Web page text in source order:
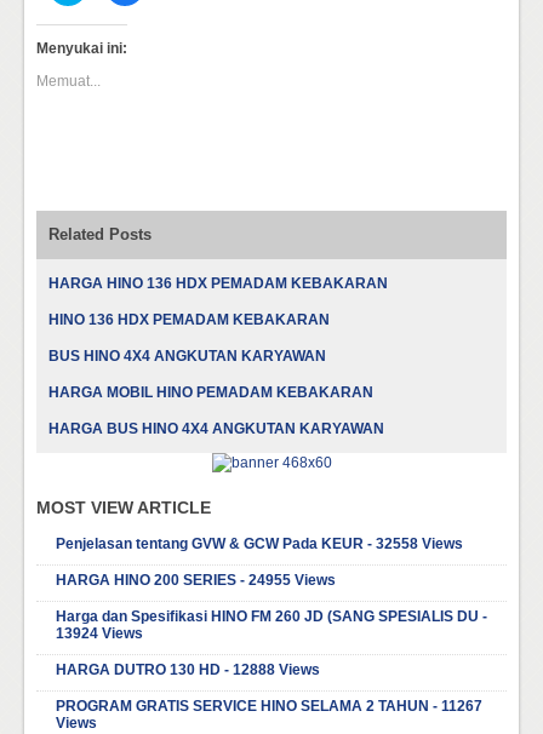
berbagi
pada
Twitter(Membuka
di
yang
Menyukai ini:
Memuat...
Related Posts
HARGA HINO 136 HDX PEMADAM KEBAKARAN
HINO 136 HDX PEMADAM KEBAKARAN
BUS HINO 4X4 ANGKUTAN KARYAWAN
HARGA MOBIL HINO PEMADAM KEBAKARAN
HARGA BUS HINO 4X4 ANGKUTAN KARYAWAN
MOST VIEW ARTICLE
Penjelasan tentang GVW & GCW Pada KEUR - 32558 Views
HARGA HINO 200 SERIES - 24955 Views
Harga dan Spesifikasi HINO FM 260 JD (SANG SPESIALIS DU -
13924 Views
HARGA DUTRO 130 HD - 12888 Views
PROGRAM GRATIS SERVICE HINO SELAMA 2 TAHUN - 11267
Views